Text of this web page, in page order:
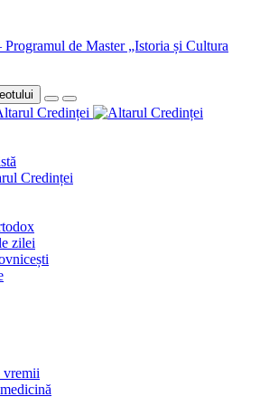
de Master „Istoria și Cultura
Credinței
zilei
vremii